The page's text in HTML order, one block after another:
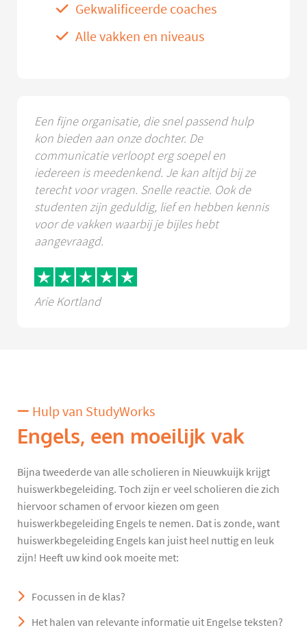
Gekwalificeerde coaches
Alle vakken en niveaus
Een fijne organisatie, die snel passend hulp
kon bieden aan onze dochter. De
communicatie verloopt erg soepel en
iedereen is meedenkend. Je kan altijd bij ze
terecht voor vragen. Snelle reactie. Ook de
studenten zijn geduldig, lief en hebben kennis
voor de vakken waarbij je bijles hebt
aangevraagd.
Arie Kortland
Hulp van StudyWorks
Engels, een moeilijk vak
Bijna tweederde van alle scholieren in Nieuwkuijk krijgt
huiswerkbegeleiding. Toch zijn er veel scholieren die zich
hiervoor schamen of ervoor kiezen om geen
huiswerkbegeleiding Engels te nemen. Dat is zonde, want
huiswerkbegeleiding Engels kan juist heel nuttig en leuk
zijn! Heeft uw kind ook moeite met:
Focussen in de klas?
Het halen van relevante informatie uit Engelse teksten?